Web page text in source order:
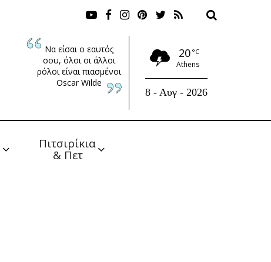
Να είσαι ο εαυτός
σου, όλοι οι άλλοι
ρόλοι είναι πιασμένοι
Oscar Wilde
20 °C
Athens
8 - Αυγ - 2026
Πιτσιρίκια
& Πετ